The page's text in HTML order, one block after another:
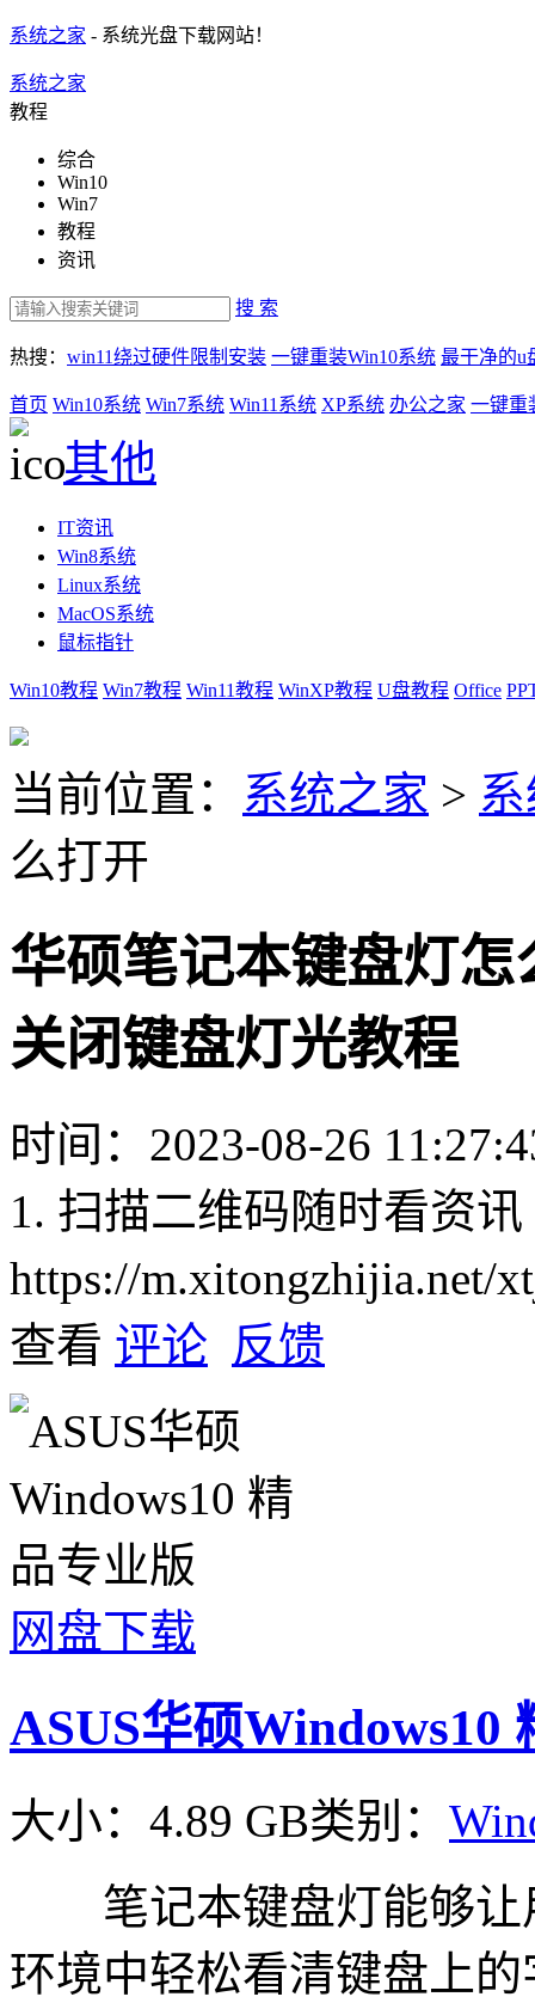
系统之家 - 系统光盘下载网站！
系统之家
教程
综合
Win10
Win7
教程
资讯
搜 索
热搜： win11绕过硬件限制安装 一键重装Win10系统 最干净的u
首页 Win10系统 Win7系统 Win11系统 XP系统 办公之家 一键重
其他
IT资讯
Win8系统
Linux系统
MacOS系统
鼠标指针
Win10教程 Win7教程 Win11教程 WinXP教程 U盘教程 Office
当前位置： 系统之家 >
么打开
华硕笔记本键盘灯
关闭键盘灯光教程
时间：2023-08-26
1. 扫描二维码随时看资讯
https://m.xitongzhijia.net/
查看 评论 反馈
网盘下载
ASUS华硕Windows10
大小：4.89 GB类别：
笔记本键盘灯能够让
环境中轻松看清键盘上